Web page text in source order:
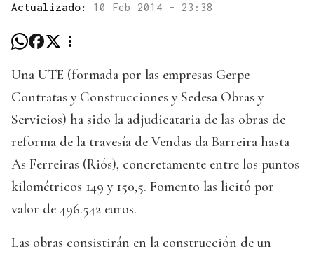
Actualizado: 10 Feb 2014 - 23:38
Una UTE (formada por las empresas Gerpe
Contratas y Construcciones y Sedesa Obras y
Servicios) ha sido la adjudicataria de las obras de
reforma de la travesía de Vendas da Barreira hasta
As Ferreiras (Riós), concretamente entre los puntos
kilométricos 149 y 150,5. Fomento las licitó por
valor de 496.542 euros.
Las obras consistirán en la construcción de un